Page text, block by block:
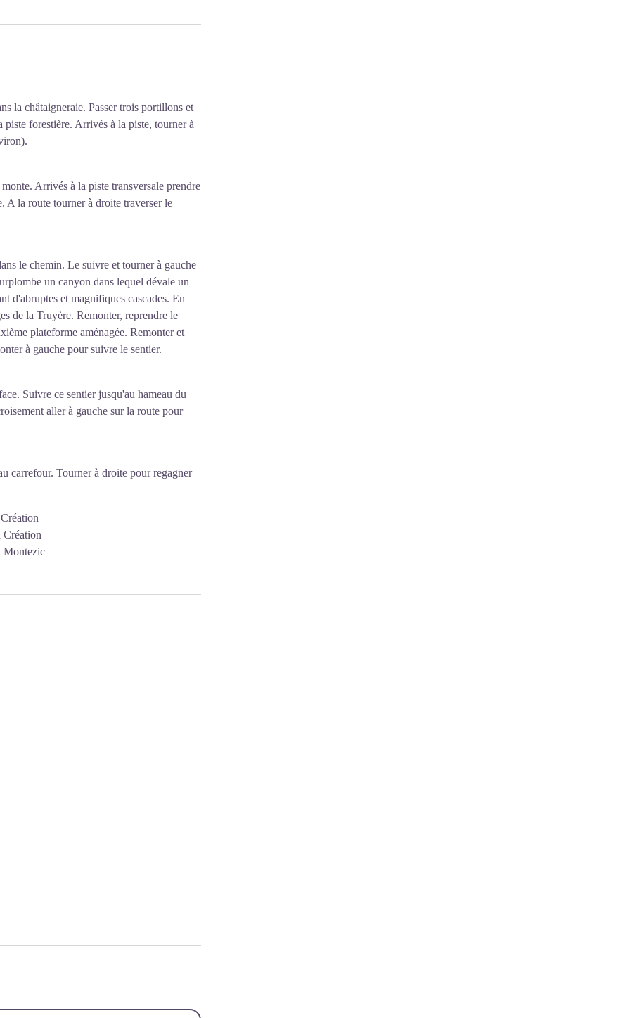
de Transfert d'Energie par
bassin (inférieur) que l'on peut
dans le bassin inférieur. Aux heures de
vers le supérieur en utilisant
leur production d'électricité
la châtaigneraie. Passer trois portillons et
forestière. Arrivés à la piste, tourner à
Arrivés à la piste transversale prendre
A la route tourner à droite traverser le
le chemin. Le suivre et tourner à gauche
un canyon dans lequel dévale un
d'abruptes et magnifiques cascades. En
de la Truyère. Remonter, reprendre le
plateforme aménagée. Remonter et
à gauche pour suivre le sentier.
Suivre ce sentier jusqu'au hameau du
aller à gauche sur la route pour
carrefour. Tourner à droite pour regagner
Montezic